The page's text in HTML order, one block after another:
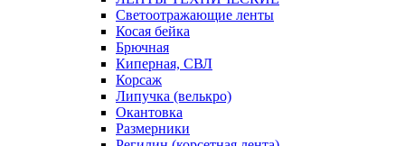
Светоотражающие ленты
Косая бейка
Брючная
Киперная, СВЛ
Корсаж
Липучка (велькро)
Окантовка
Размерники